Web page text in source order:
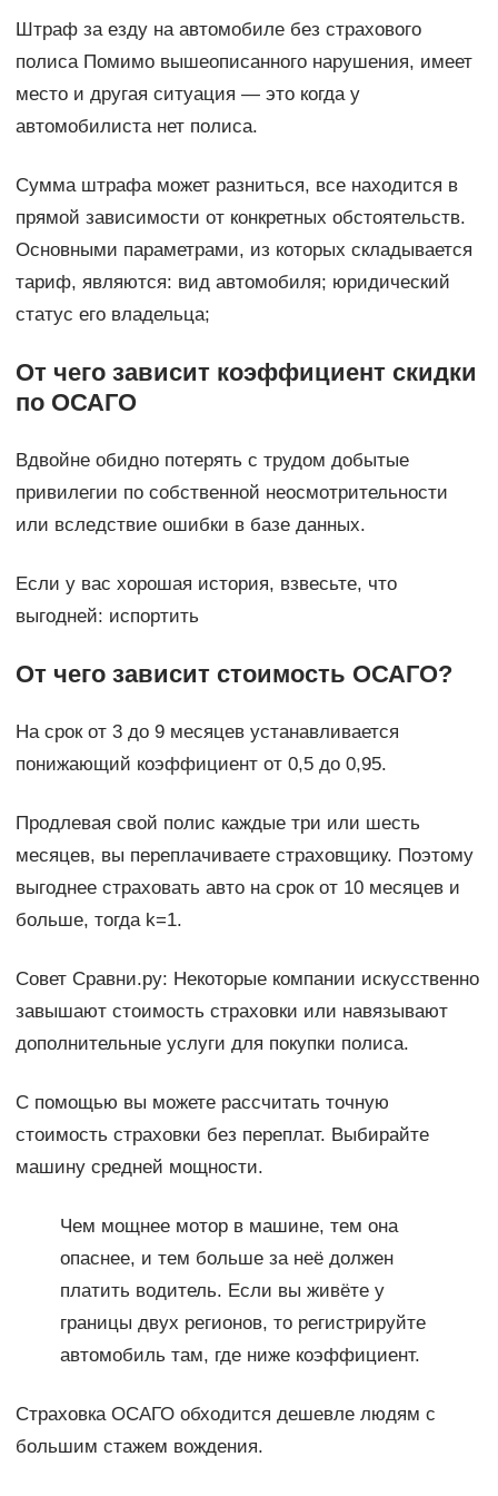
Штраф за езду на автомобиле без страхового
полиса Помимо вышеописанного нарушения, имеет
место и другая ситуация — это когда у
автомобилиста нет полиса.
Сумма штрафа может разниться, все находится в
прямой зависимости от конкретных обстоятельств.
Основными параметрами, из которых складывается
тариф, являются: вид автомобиля; юридический
статус его владельца;
От чего зависит коэффициент скидки
по ОСАГО
Вдвойне обидно потерять с трудом добытые
привилегии по собственной неосмотрительности
или вследствие ошибки в базе данных.
Если у вас хорошая история, взвесьте, что
выгодней: испортить
От чего зависит стоимость ОСАГО?
На срок от 3 до 9 месяцев устанавливается
понижающий коэффициент от 0,5 до 0,95.
Продлевая свой полис каждые три или шесть
месяцев, вы переплачиваете страховщику. Поэтому
выгоднее страховать авто на срок от 10 месяцев и
больше, тогда k=1.
Совет Сравни.ру: Некоторые компании искусственно
завышают стоимость страховки или навязывают
дополнительные услуги для покупки полиса.
С помощью вы можете рассчитать точную
стоимость страховки без переплат. Выбирайте
машину средней мощности.
Чем мощнее мотор в машине, тем она
опаснее, и тем больше за неё должен
платить водитель. Если вы живёте у
границы двух регионов, то регистрируйте
автомобиль там, где ниже коэффициент.
Страховка ОСАГО обходится дешевле людям с
большим стажем вождения.